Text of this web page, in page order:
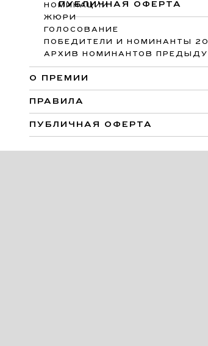
ПУБЛИЧНАЯ ОФЕРТА
НОМИНАЦИИ
ЖЮРИ
ГОЛОСОВАНИЕ
ПОБЕДИТЕЛИ И НОМИНАНТЫ
АРХИВ НОМИНАНТОВ
О ПРЕМИИ
ПРАВИЛА
ПУБЛИЧНАЯ ОФЕРТА